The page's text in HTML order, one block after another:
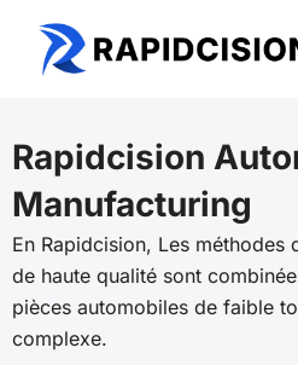
Rapidcision
Manufacturing
En Rapidcision, Les méthodes
de haute qualité sont
pièces automobiles de faible
complexe.